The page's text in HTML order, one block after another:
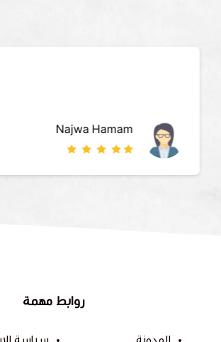
Najwa Hamam
روابط مهمة
المدونة سياسة